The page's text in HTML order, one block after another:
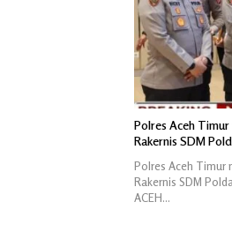
Polres Aceh
Rakernis SDM
Polres Aceh Timur
Rakernis SDM
ACEH…